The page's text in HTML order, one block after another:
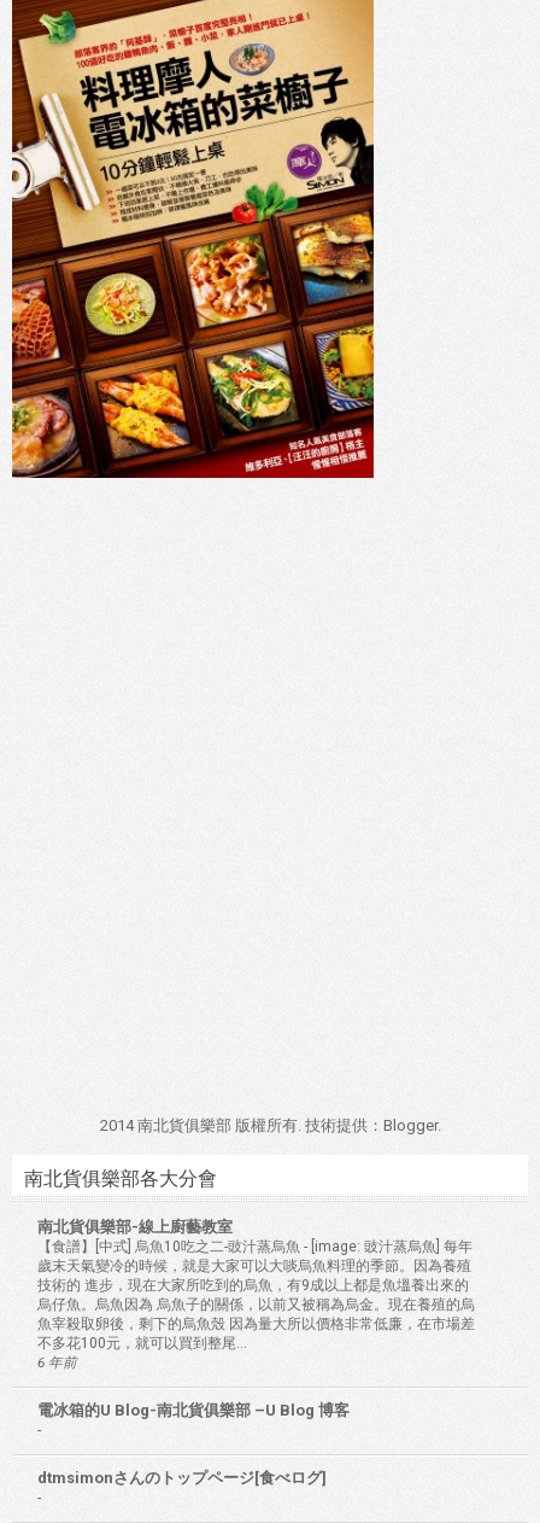
2014 南北貨俱樂部 版權所有. 技術提供： Blogger.
南北貨俱樂部各大分會
南北貨俱樂部-線上廚藝教室
【食譜】[中式] 烏魚10吃之二-豉汁蒸烏魚 - [image: 豉汁蒸烏魚] 每年
歲末天氣變冷的時候，就是大家可以大啖烏魚料理的季節。因為養殖
技術的 進步，現在大家所吃到的烏魚，有9成以上都是魚塭養出來的
烏仔魚。烏魚因為 烏魚子的關係，以前又被稱為烏金。現在養殖的烏
魚宰殺取卵後，剩下的烏魚殼 因為量大所以價格非常低廉，在市場差
不多花100元，就可以買到整尾...
6 年前
電冰箱的U Blog-南北貨俱樂部 –U Blog 博客
-
dtmsimonさんのトップページ[食べログ]
-